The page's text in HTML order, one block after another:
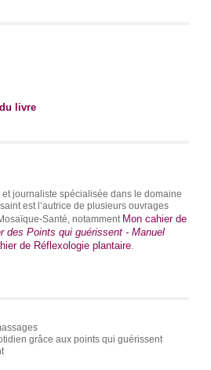
livre
journaliste spécialisée dans le domaine
est l’autrice de plusieurs ouvrages
Santé, notamment Mon cahier de
des Points qui guérissent - Manuel
de Réflexologie plantaire.
grâce aux points qui guérissent